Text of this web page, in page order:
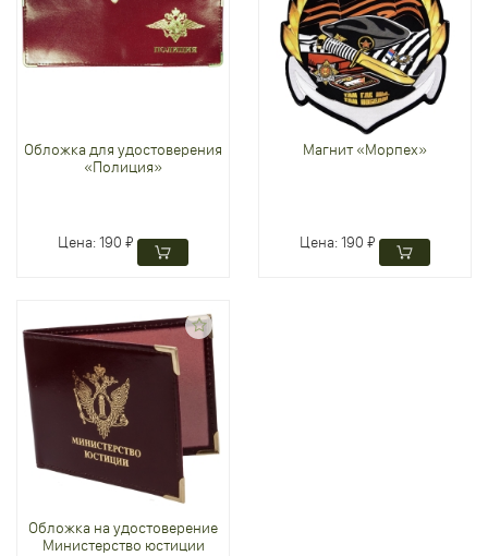
Обложка для удостоверения
«Полиция»
Цена:190 ₽
Магнит «Морпех»
Цена:190 ₽
Обложка на удостоверение
Министерство юстиции